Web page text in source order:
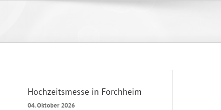
Hochzeitsmesse in Forchheim
04. Oktober 2026